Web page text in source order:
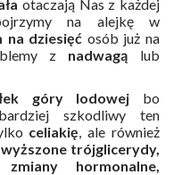
otaczają Nas z każdej
na alejkę w
na dziesięć osób już na
z nadwagą lub
góry lodowej bo
szkodliwy ten
celiakię, ale również
trójglicerydy,
hormonalne,